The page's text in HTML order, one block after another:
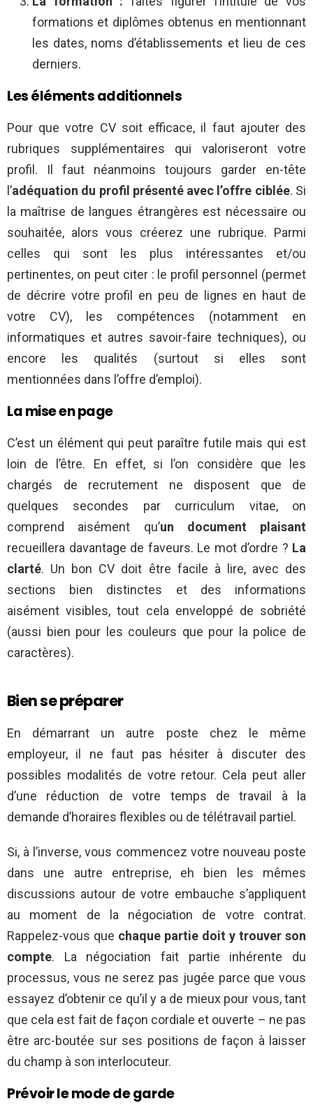
formations et diplômes obtenus en mentionnant
les dates, noms d’établissements et lieu de ces
derniers.
Les éléments additionnels
Pour que votre CV soit efficace, il faut ajouter des
rubriques supplémentaires qui valoriseront votre
profil. Il faut néanmoins toujours garder en-tête
l’adéquation du profil présenté avec l’offre ciblée. Si
la maîtrise de langues étrangères est nécessaire ou
souhaitée, alors vous créerez une rubrique. Parmi
celles qui sont les plus intéressantes et/ou
pertinentes, on peut citer : le profil personnel (permet
de décrire votre profil en peu de lignes en haut de
votre CV), les compétences (notamment en
informatiques et autres savoir-faire techniques), ou
encore les qualités (surtout si elles sont
mentionnées dans l’offre d’emploi).
La mise en page
C’est un élément qui peut paraître futile mais qui est
loin de l’être. En effet, si l’on considère que les
chargés de recrutement ne disposent que de
quelques secondes par curriculum vitae, on
comprend aisément qu’un document plaisant
recueillera davantage de faveurs. Le mot d’ordre ? La
clarté. Un bon CV doit être facile à lire, avec des
sections bien distinctes et des informations
aisément visibles, tout cela enveloppé de sobriété
(aussi bien pour les couleurs que pour la police de
caractères).
Bien se préparer
En démarrant un autre poste chez le même
employeur, il ne faut pas hésiter à discuter des
possibles modalités de votre retour. Cela peut aller
d’une réduction de votre temps de travail à la
demande d’horaires flexibles ou de télétravail partiel.
Si, à l’inverse, vous commencez votre nouveau poste
dans une autre entreprise, eh bien les mêmes
discussions autour de votre embauche s’appliquent
au moment de la négociation de votre contrat.
Rappelez-vous que chaque partie doit y trouver son
compte. La négociation fait partie inhérente du
processus, vous ne serez pas jugée parce que vous
essayez d’obtenir ce qu’il y a de mieux pour vous, tant
que cela est fait de façon cordiale et ouverte – ne pas
être arc-boutée sur ses positions de façon à laisser
du champ à son interlocuteur.
Prévoir le mode de garde